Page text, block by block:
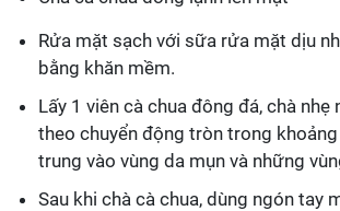
Rửa mặt sạch với sữa rửa mặt dịu
bằng khăn mềm.
Lấy 1 viên cà chua đông đá, chà nhẹ
theo chuyển động tròn trong
trung vào vùng da mụn và những
Sau khi chà cà chua, dùng ngón tay